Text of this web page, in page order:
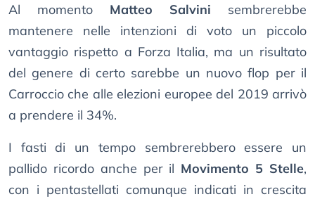
Al momento Matteo Salvini sembrerebbe
mantenere nelle intenzioni di voto un piccolo
vantaggio rispetto a Forza Italia, ma un risultato
del genere di certo sarebbe un nuovo flop per il
Carroccio che alle elezioni europee del 2019 arrivò
a prendere il 34%.
I fasti di un tempo sembrerebbero essere un
pallido ricordo anche per il Movimento 5 Stelle,
con i pentastellati comunque indicati in crescita